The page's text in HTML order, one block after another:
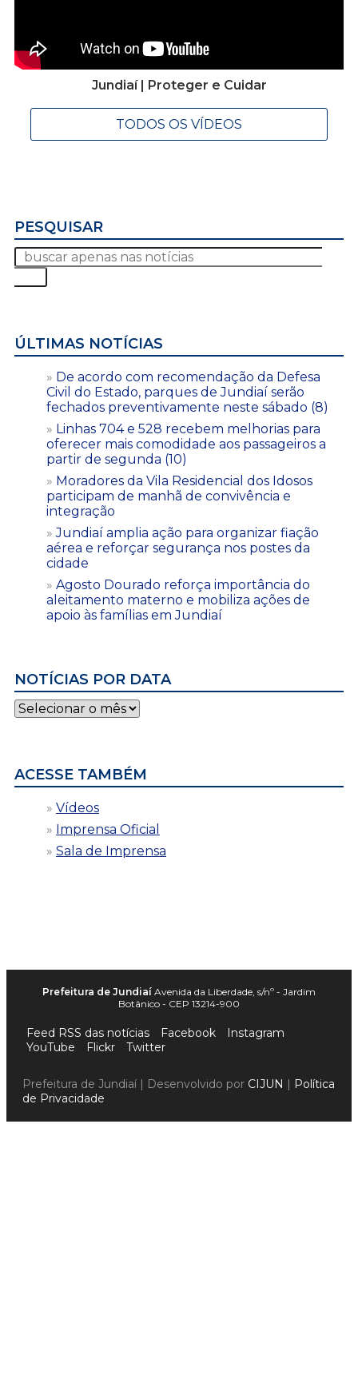
Jundiaí | Proteger e Cuidar
TODOS OS VÍDEOS
PESQUISAR
ÚLTIMAS NOTÍCIAS
De acordo com recomendação da Defesa
Civil do Estado, parques de Jundiaí serão
fechados preventivamente neste sábado (8)
Linhas 704 e 528 recebem melhorias para
oferecer mais comodidade aos passageiros a
partir de segunda (10)
Moradores da Vila Residencial dos Idosos
participam de manhã de convivência e
integração
Jundiaí amplia ação para organizar fiação
aérea e reforçar segurança nos postes da
cidade
Agosto Dourado reforça importância do
aleitamento materno e mobiliza ações de
apoio às famílias em Jundiaí
NOTÍCIAS POR DATA
Notícias
por
ACESSE TAMBÉM
Vídeos
Imprensa Oficial
Sala de Imprensa
Prefeitura de Jundiaí Avenida da Liberdade, s/nº - Jardim
Botânico - CEP 13214-900
Feed RSS das notícias Facebook
Instagram
YouTube
Flickr Twitter
Prefeitura de Jundiaí | Desenvolvido por CIJUN | Política
de Privacidade